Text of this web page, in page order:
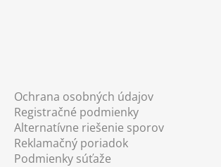
Ochrana osobných údajov
Registračné podmienky
Alternatívne riešenie sporov
Reklamačný poriadok
Podmienky súťaže